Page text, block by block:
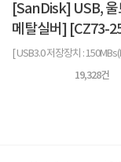
[SanDisk] USB,
메탈실버] [CZ73-
[ USB3.0 저장장치 :
19,328건